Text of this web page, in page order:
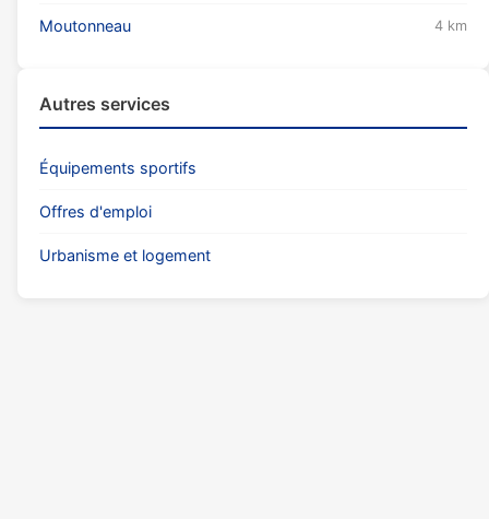
Moutonneau 4 km
Autres services
Équipements sportifs
Offres d'emploi
Urbanisme et logement